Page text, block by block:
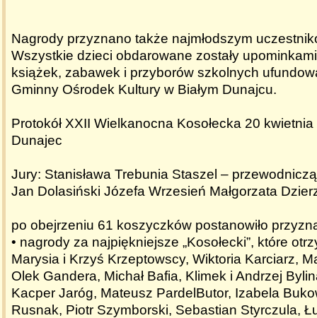
Nagrody przyznano także najmłodszym
Wszystkie dzieci obdarowane zostały
książek, zabawek i przyborów szkolnych
Gminny Ośrodek Kultury w Białym Dunajcu.
Protokół XXII Wielkanocna Kosołecka 20 kwietnia
Dunajec
Jury: Stanisława Trebunia Staszel –
Jan Dolasiński Józefa Wrzesień Małgorzata
po obejrzeniu 61 koszyczków postanowiło
• nagrody za najpiękniejsze „Kosołecki”, które
Marysia i Krzyś Krzeptowscy, Wiktoria Karciarz,
Olek Gandera, Michał Bafia, Klimek i Andrzej
Kacper Jaróg, Mateusz PardelButor, Izabela
Rusnak, Piotr Szymborski, Sebastian Styrczula,